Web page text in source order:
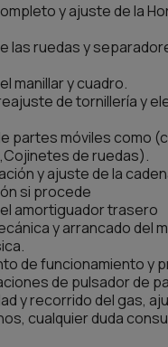
y ajuste de la
las ruedas y
manillar y cuadro.
de tornillería y
partes móviles como
de ruedas).
y ajuste de la
si procede
amortiguador trasero
y arrancado del
de funcionamiento y
de pulsador de
y recorrido del gas,
cualquier duda